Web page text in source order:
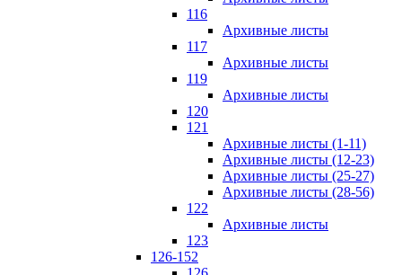
116
Архивные листы
117
Архивные листы
119
Архивные листы
120
121
Архивные листы (1-11)
Архивные листы (12-23)
Архивные листы (25-27)
Архивные листы (28-56)
122
Архивные листы
123
126-152